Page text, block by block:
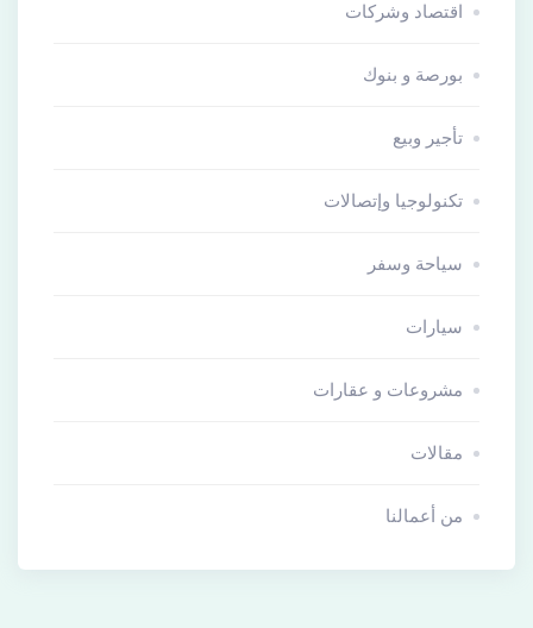
اقتصاد وشركات
بورصة و بنوك
تأجير وبيع
تكنولوجيا وإتصالات
سياحة وسفر
سيارات
مشروعات و عقارات
مقالات
من أعمالنا